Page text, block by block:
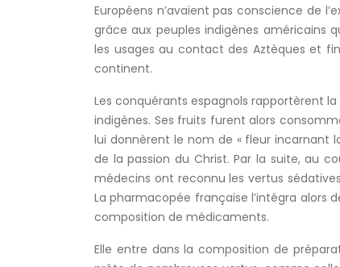
Européens n’avaient pas conscience de
grâce aux peuples indigènes américains
les usages au contact des Aztèques et
continent.
Les conquérants espagnols rapportèrent
indigènes. Ses fruits furent alors
lui donnèrent le nom de « fleur incarnant
de la passion du Christ. Par la suite, au
médecins ont reconnu les vertus
La pharmacopée française l’intégra alors
composition de médicaments.
Elle entre dans la composition de